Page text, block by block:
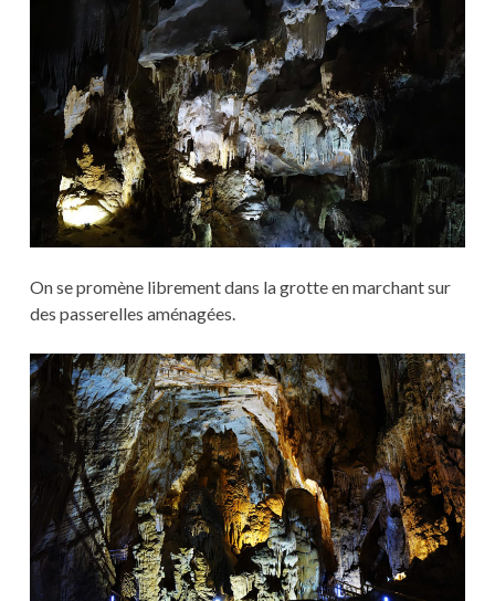
On se promène librement dans la grotte en marchant sur
des passerelles aménagées.